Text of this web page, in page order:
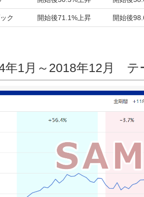
ク 開始後71.1%上昇 開始後
年1月～2018年12月 テ